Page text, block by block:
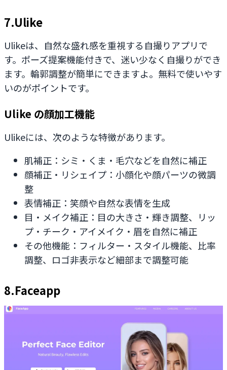
7.Ulike
Ulikeは、自然な盛れ感を重視する自撮りアプリで
す。ポーズ提案機能付きで、迷い少なく自撮りができ
ます。輪郭調整が簡単にできますよ。無料で使いやす
いのがポイントです。
Ulike の顔加工機能
Ulikeには、次のような特徴があります。
肌補正：シミ・くま・毛穴などを自然に補正
顔補正・リシェイプ：小顔化や顔パーツの微調
整
表情補正：笑顔や自然な表情を生成
目・メイク補正：目の大きさ・輝き調整、リッ
プ・チーク・アイメイク・眉を自然に補正
その他機能：フィルター・スタイル機能、比率
調整、ロゴ非表示など細部まで調整可能
8.Faceapp